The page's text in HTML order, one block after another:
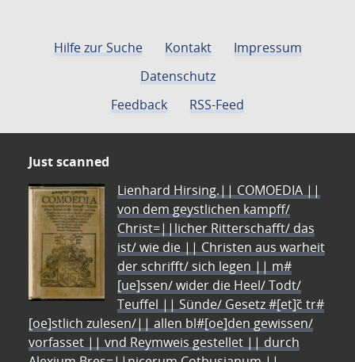
Hilfe zur Suche Kontakt
Impressum
Datenschutz
Feedback
RSS-Feed
Just scanned
Lienhard Hirsing.|| COMOEDIA ||
von dem geystlichen kampff/
Christ=||licher Ritterschafft/ das
ist/ wie die || Christen aus warheit
der schrifft/ sich legen || m#
[ue]ssen/ wider die Heel/ Todt/
Teuffel || Sünde/ Gesetz #[et]c̃ tr#
[oe]stlich zulesen/|| allen bl#[oe]den gewissen/
vorfasset || vnd Reymweis gestellet || durch